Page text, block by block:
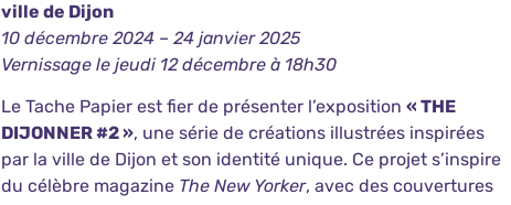
ville de Dijon
10 décembre 2024 – 24 janvier 2025
Vernissage le jeudi 12 décembre à 18h30
Le Tache Papier est fier de présenter l’exposition« THE
DIJONNER #2 », une série de créations illustrées inspirées
par la ville de Dijon et son identité unique. Ce projet s’inspire
du célèbre magazine The New Yorker, avec des couvertures